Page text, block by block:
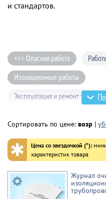
и стандартов.
<<< Опасная работа
Изоляционные работы
Эксплуатация и ремонт
Сортировать по цене: возр |
✱ Цена со звездочкой (*):
характеристик товара
Журнал